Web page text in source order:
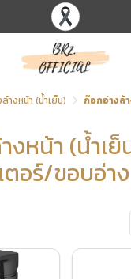
างหน้า (น้ำเย็น) ก๊อกอ่างล้างหน้า (น้
งหน้า (น้ำเ
ตอร์/ขอบอ่า